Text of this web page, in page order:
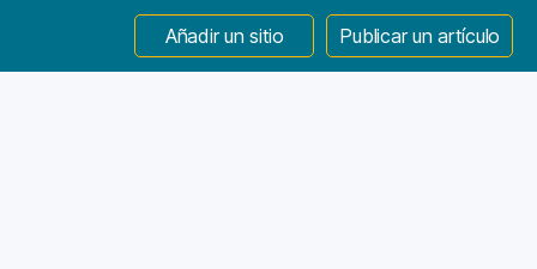
Añadir un sitio Publicar un artículo